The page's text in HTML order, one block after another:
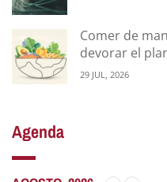
Comer de
devorar el
29 JUL, 2026
Agenda